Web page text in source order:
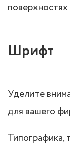
Шрифт
Уделите
для вашего
Типографика,